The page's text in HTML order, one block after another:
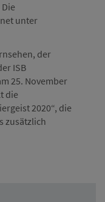
unter
der
ISB
25. November
die
2020“, die
zusätzlich